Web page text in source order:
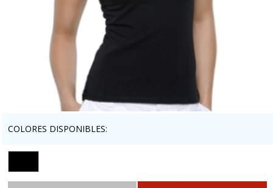
COLORES DISPONIBLES: